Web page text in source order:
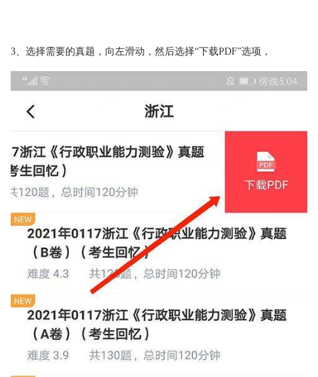
3、选择需要的真题，向左滑动，然后选择“下载PDF”选项，